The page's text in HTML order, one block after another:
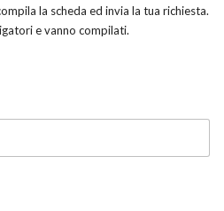
la scheda ed invia la tua richiesta.
e vanno compilati.